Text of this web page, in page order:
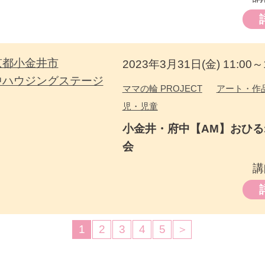
小金井市
ウジングステージ
2023年3月31日(金) 11:00
ママの輪 PROJECT
アート・作
児・児童
小金井・府中【AM】おひ
会
1 2 3 4 5 ＞